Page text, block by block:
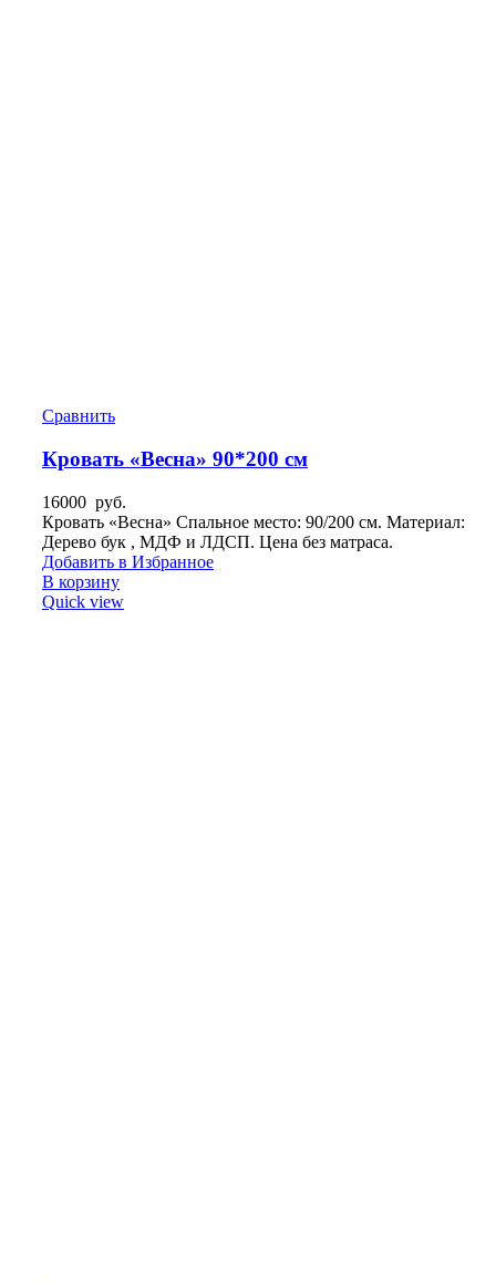
Сравнить
Кровать «Весна» 90*200 см
16000 руб.
Кровать «Весна» Спальное место: 90/200 см. Материал:
Дерево бук , МДФ и ЛДСП. Цена без матраса.
Добавить в Избранное
В корзину
Quick view